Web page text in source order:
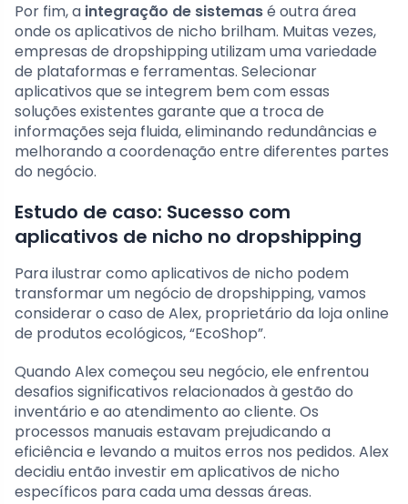
Por fim, a integração de sistemasé outra área
onde os aplicativos de nicho brilham. Muitas vezes,
empresas de dropshipping utilizam uma variedade
de plataformas e ferramentas. Selecionar
aplicativos que se integrem bem com essas
soluções existentes garante que a troca de
informações seja fluida, eliminando redundâncias e
melhorando a coordenação entre diferentes partes
do negócio.
Estudo de caso: Sucesso com
aplicativos de nicho no dropshipping
Para ilustrar como aplicativos de nicho podem
transformar um negócio de dropshipping, vamos
considerar o caso de Alex, proprietário da loja online
de produtos ecológicos, “EcoShop”.
Quando Alex começou seu negócio, ele enfrentou
desafios significativos relacionados à gestão do
inventário e ao atendimento ao cliente. Os
processos manuais estavam prejudicando a
eficiência e levando a muitos erros nos pedidos. Alex
decidiu então investir em aplicativos de nicho
específicos para cada uma dessas áreas.